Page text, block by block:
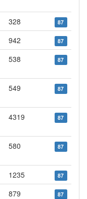
328 87
942 87
538 87
549 87
4319 87
580 87
1235 87
879 87